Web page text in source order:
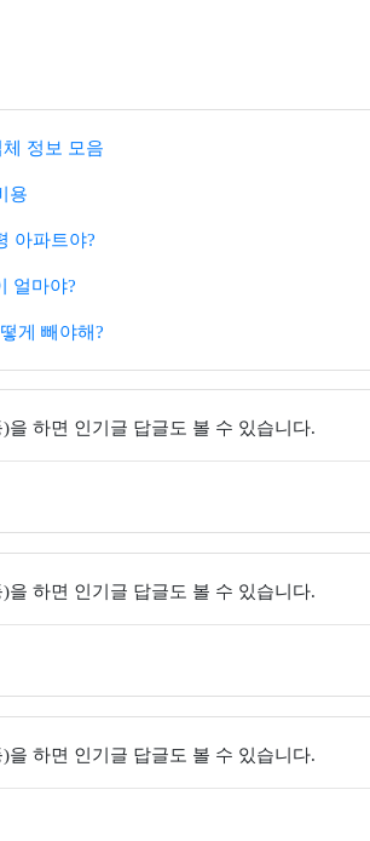
정보 모음
용
아파트야?
얼마야?
게 빼야해?
을 하면 인기글 답글도 볼 수 있습니다.
을 하면 인기글 답글도 볼 수 있습니다.
을 하면 인기글 답글도 볼 수 있습니다.